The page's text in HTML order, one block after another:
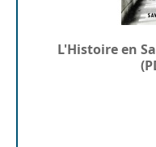
L'Histoire en